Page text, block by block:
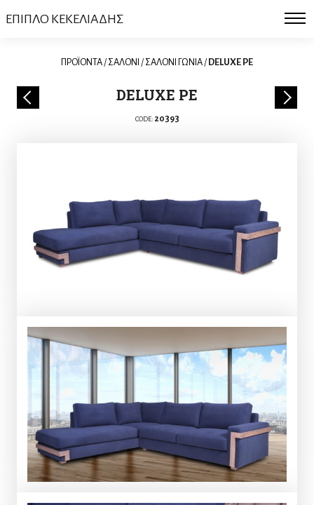
ΕΠΙΠΛΟ ΚΕΚΕΛΙΑΔΗΣ
ΠΡΟΪΟΝΤΑ / ΣΑΛΟΝΙ / ΣΑΛΟΝΙ ΓΩΝΙΑ / DELUXE PE
DELUXE PE
CODE: 20393